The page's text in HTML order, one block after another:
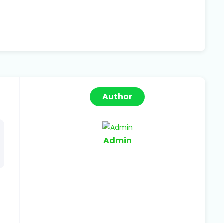
Author
Admin